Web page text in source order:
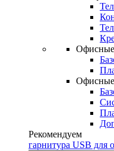
Рекомендуем
гарнитура USB для